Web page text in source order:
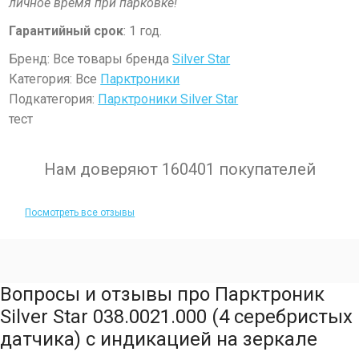
Гарантийный срок: 1 год.
Бренд: Все товары брендаSilver Star
Категория: Все Парктроники
Подкатегория: Парктроники Silver Star
тест
Нам доверяют 160401 покупателей
Посмотреть все отзывы
Вопросы и отзывы про Парктроник
Silver Star 038.0021.000 (4 серебристых
датчика) с индикацией на зеркале